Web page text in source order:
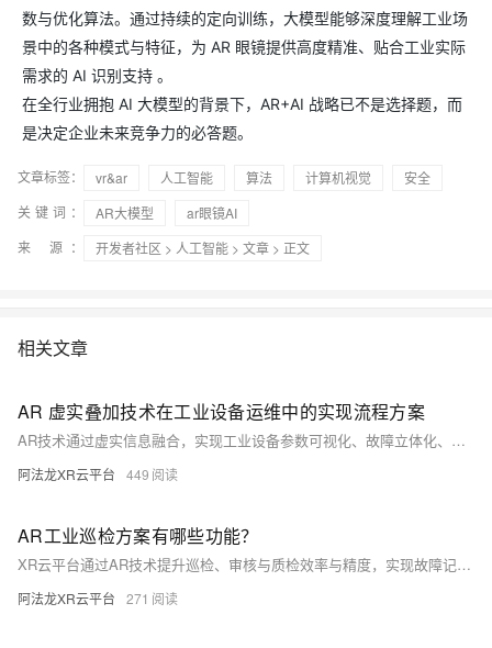
数与优化算法。通过持续的定向训练，大模型能够深度理解工业场
景中的各种模式与特征，为 AR 眼镜提供高度精准、贴合工业实际
需求的 AI 识别支持 。​
在全行业拥抱 AI 大模型的背景下，AR+AI 战略已不是选择题，而
是决定企业未来竞争力的必答题。
文章标签： vr&ar 人工智能 算法 计算机视觉
安全
关键词：
AR大模型
ar眼镜AI
来 源：
开发者社区 > 人工智能 > 文章 > 正文
相关文章
AR 虚实叠加技术在工业设备运维中的实现流程方案
AR技术通过虚实信息融合，实现工业设备参数可视化、故障立体化、操作直观化，提升运维效率与精度。结合物联网与数字孪生，打造智能运维新范式。
阿法龙XR云平台 449
AR工业巡检方案有哪些功能？
XR云平台通过AR技术提升巡检、审核与质检效率与精度，实现故障记录、处理与报告全流程数字化。平台支持实时分步指导、自动报告生成、远程协作及结构化检查流程，确保操作规范，即使经验不足者也能高效完成任务。AR眼镜集成AI故障报告系统，支持照片、视频留证，结合物联网数据动态调整流程，全面优化检查体验与质量控制。
阿法龙XR云平台 271